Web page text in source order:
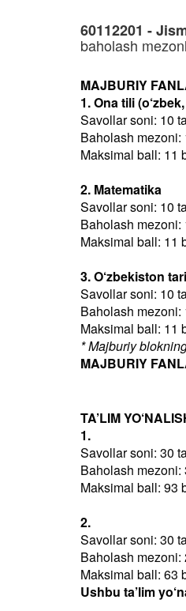
60112201 -
baholash
MAJBURIY
1. Ona tili
Savollar soni: 10
Baholash mezoni:
Maksimal ball: 11
2. Matematika
Savollar soni: 10
Baholash mezoni:
Maksimal ball: 11
3. O‘zbekiston
Savollar soni: 10
Baholash mezoni:
Maksimal ball: 11
* Majburiy
MAJBURIY
TA’LIM
1.
Savollar soni: 30
Baholash mezoni:
Maksimal ball: 93
2.
Savollar soni: 30
Baholash mezoni:
Maksimal ball: 63
Ushbu ta’lim